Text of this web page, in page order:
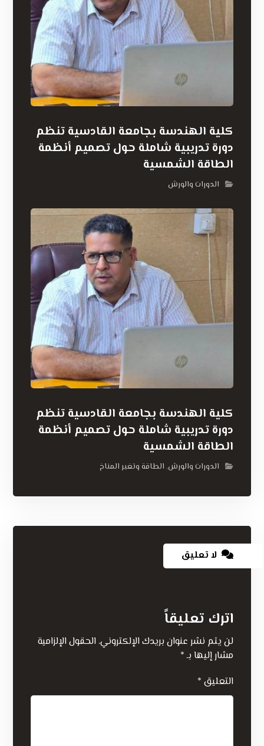
كلية الهندسة بجامعة القادسية تنظم
دورة تدريبية شاملة حول تصميم أنظمة
الطاقة الشمسية
الدورات والورش
كلية الهندسة بجامعة القادسية تنظم
دورة تدريبية شاملة حول تصميم أنظمة
الطاقة الشمسية
الدورات والورش, الطاقة وتغير المناخ
لا تعليق
اترك تعليقاً
لن يتم نشر عنوان بريدك الإلكتروني. الحقول الإلزامية
مشار إليها بـ*
التعليق *